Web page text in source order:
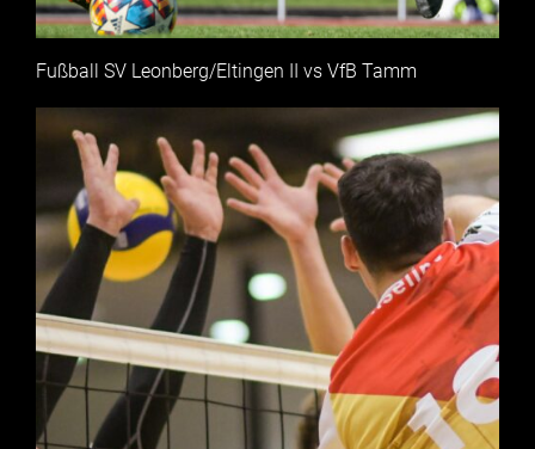
Fußball SV Leonberg/Eltingen II vs VfB Tamm